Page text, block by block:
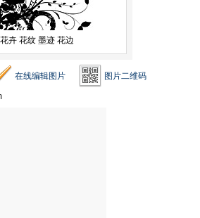
卉 花纹 墨迹 花边
在线编辑图片 图片二维码